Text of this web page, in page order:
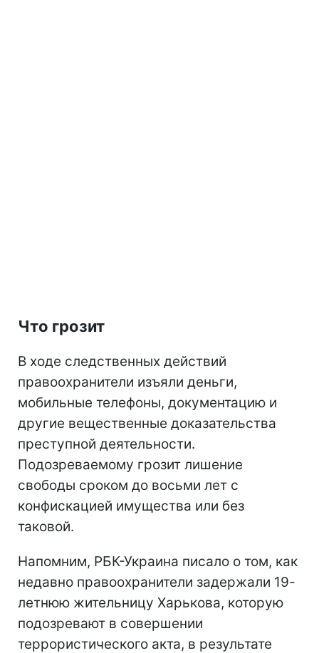
Что грозит
В ходе следственных действий
правоохранители изъяли деньги,
мобильные телефоны, документацию и
другие вещественные доказательства
преступной деятельности.
Подозреваемому грозит лишение
свободы сроком до восьми лет с
конфискацией имущества или без
таковой.
Напомним, РБК-Украина писало о том, как
недавно правоохранители задержали 19-
летнюю жительницу Харькова, которую
подозревают в совершении
террористического акта, в результате